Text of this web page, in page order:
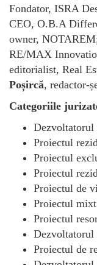
Fondator, ISRA
CEO, O.B.A
owner,
RE/MAX
editorialist, Real
Poșircă, redactor-
Categoriile
Dezvoltatorul
Proiectul
Proiectul
Proiectul
Proiectul de
Proiectul
Proiectul
Proiectul de